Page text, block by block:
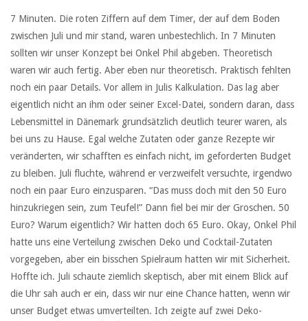
7 Minuten. Die roten Ziffern auf dem Timer, der auf dem Boden
zwischen Juli und mir stand, waren unbestechlich. In 7 Minuten
sollten wir unser Konzept bei Onkel Phil abgeben. Theoretisch
waren wir auch fertig. Aber eben nur theoretisch. Praktisch fehlten
noch ein paar Details. Vor allem in Julis Kalkulation. Das lag aber
eigentlich nicht an ihm oder seiner Excel-Datei, sondern daran, dass
Lebensmittel in Dänemark grundsätzlich deutlich teurer waren, als
bei uns zu Hause. Egal welche Zutaten oder ganze Rezepte wir
veränderten, wir schafften es einfach nicht, im geforderten Budget
zu bleiben. Juli fluchte, während er verzweifelt versuchte, irgendwo
noch ein paar Euro einzusparen. “Das muss doch mit den 50 Euro
hinzukriegen sein, zum Teufel!” Dann fiel bei mir der Groschen. 50
Euro? Warum eigentlich? Wir hatten doch 65 Euro. Okay, Onkel Phil
hatte uns eine Verteilung zwischen Deko und Cocktail-Zutaten
vorgegeben, aber ein bisschen Spielraum hatten wir mit Sicherheit.
Hoffte ich. Juli schaute ziemlich skeptisch, aber mit einem Blick auf
die Uhr sah auch er ein, dass wir nur eine Chance hatten, wenn wir
unser Budget etwas umverteilten. Ich zeigte auf zwei Deko-